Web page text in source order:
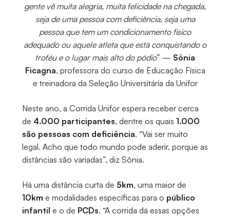
gente vê muita alegria, muita felicidade na chegada,
seja de uma pessoa com deficiência, seja uma
pessoa que tem um condicionamento físico
adequado ou aquele atleta que está conquistando o
troféu e o lugar mais alto do pódio” — Sônia
Ficagna, professora do curso de Educação Física
e treinadora da Seleção Universitária da Unifor
Neste ano, a Corrida Unifor espera receber cerca
de 4.000 participantes, dentre os quais 1.000
são pessoas com deficiência. “Vai ser muito
legal. Acho que todo mundo pode aderir, porque as
distâncias são variadas”, diz Sônia.
Há uma distância curta de 5km, uma maior de
10km e modalidades específicas para o público
infantil e o de PCDs. “A corrida dá essas opções